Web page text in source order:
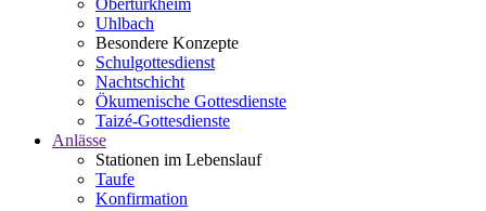
Obertürkheim
Uhlbach
Besondere Konzepte
Schulgottesdienst
Nachtschicht
Ökumenische Gottesdienste
Taizé-Gottesdienste
Anlässe
Stationen im Lebenslauf
Taufe
Konfirmation